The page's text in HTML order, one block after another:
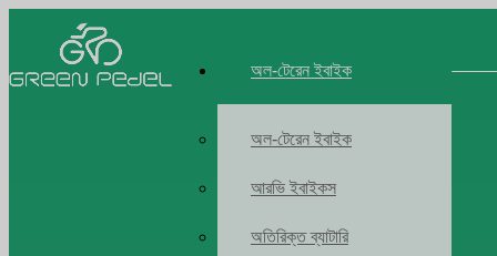
অল-টেরেন ইবাইক
অল-টেরেন ইবাইক
আরভি ইবাইকস
অতিরিক্ত ব্যাটারি